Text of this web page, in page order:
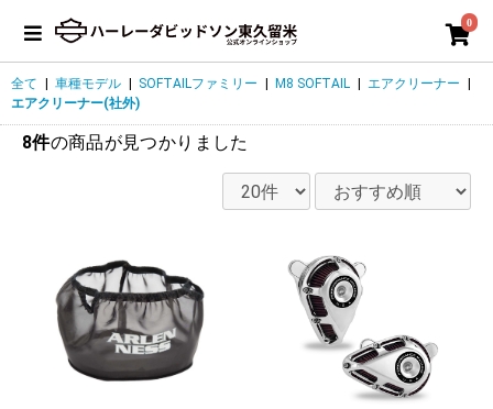
0
全て 車種モデル SOFTAILファミリー M8 SOFTAIL エアクリーナー
エアクリーナー(社外)
8件の商品が見つかりました